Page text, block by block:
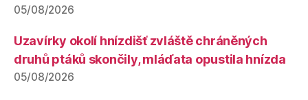
05/08/2026
Uzavírky okolí hnízdišť zvláště chráněných
druhů ptáků skončily, mláďata opustila hnízda
05/08/2026